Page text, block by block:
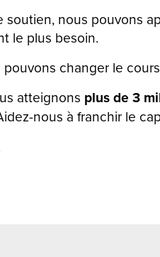
soutien, nous pouvons
le plus besoin.
pouvons changer le
atteignons plus de 3
nous à franchir le